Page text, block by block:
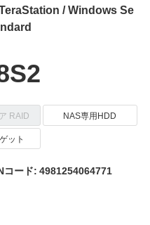
/ Windows Se
RAID
NAS専用HDD
ット
コード: 4981254064771